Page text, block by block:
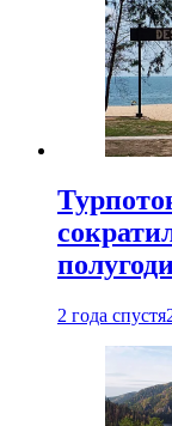
2 года спустя